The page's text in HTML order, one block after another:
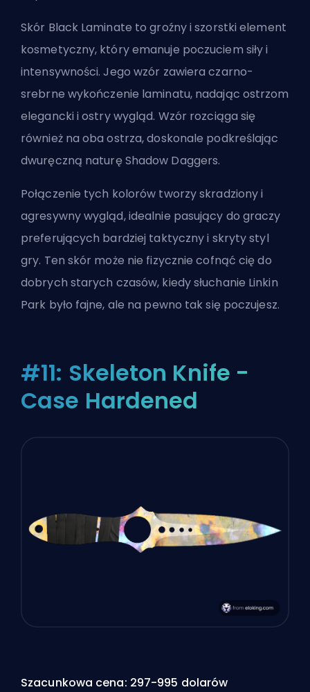
Skór Black Laminate to groźny i szorstki element
kosmetyczny, który emanuje poczuciem siły i
intensywności. Jego wzór zawiera czarno-
srebrne wykończenie laminatu, nadając ostrzom
elegancki i ostry wygląd. Wzór rozciąga się
również na oba ostrza, doskonale podkreślając
dwuręczną naturę Shadow Daggers.
Połączenie tych kolorów tworzy skradziony i
agresywny wygląd, idealnie pasujący do graczy
preferujących bardziej taktyczny i skryty styl
gry. Ten skór może nie fizycznie cofnąć cię do
dobrych starych czasów, kiedy słuchanie Linkin
Park było fajne, ale na pewno tak się poczujesz.
#11: Skeleton Knife -
Case Hardened
Szacunkowa cena: 297-995 dolarów